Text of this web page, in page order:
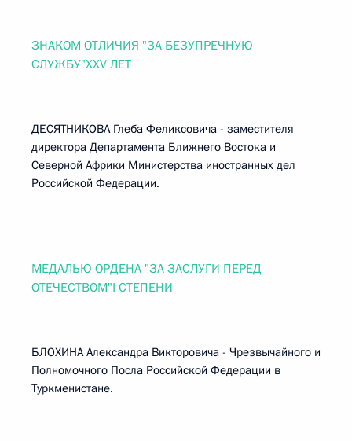
ЗНАКОМ ОТЛИЧИЯ "ЗА БЕЗУПРЕЧНУЮ
СЛУЖБУ"XXV ЛЕТ
ДЕСЯТНИКОВА Глеба Феликсовича - заместителя
директора Департамента Ближнего Востока и
Северной Африки Министерства иностранных дел
Российской Федерации.
МЕДАЛЬЮ ОРДЕНА "ЗА ЗАСЛУГИ ПЕРЕД
ОТЕЧЕСТВОМ"I СТЕПЕНИ
БЛОХИНА Александра Викторовича - Чрезвычайного и
Полномочного Посла Российской Федерации в
Туркменистане.